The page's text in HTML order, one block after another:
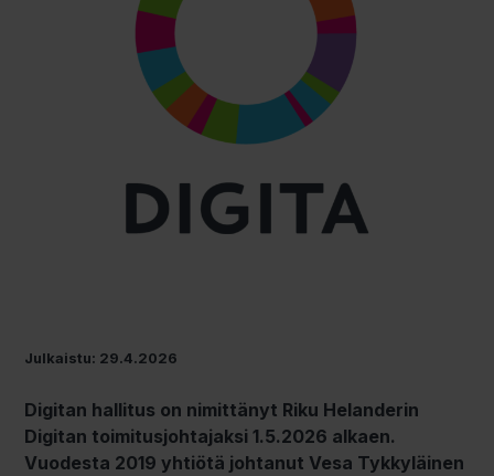
Julkaistu: 29.4.2026
Digitan hallitus on nimittänyt Riku Helanderin
Digitan toimitusjohtajaksi 1.5.2026 alkaen.
Vuodesta 2019 yhtiötä johtanut Vesa Tykkyläinen